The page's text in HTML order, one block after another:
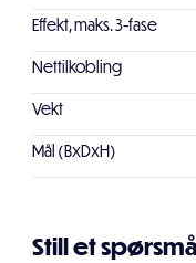
Effekt, maks. 3-fase
Nettilkobling
Vekt
Mål (BxDxH)
Still et